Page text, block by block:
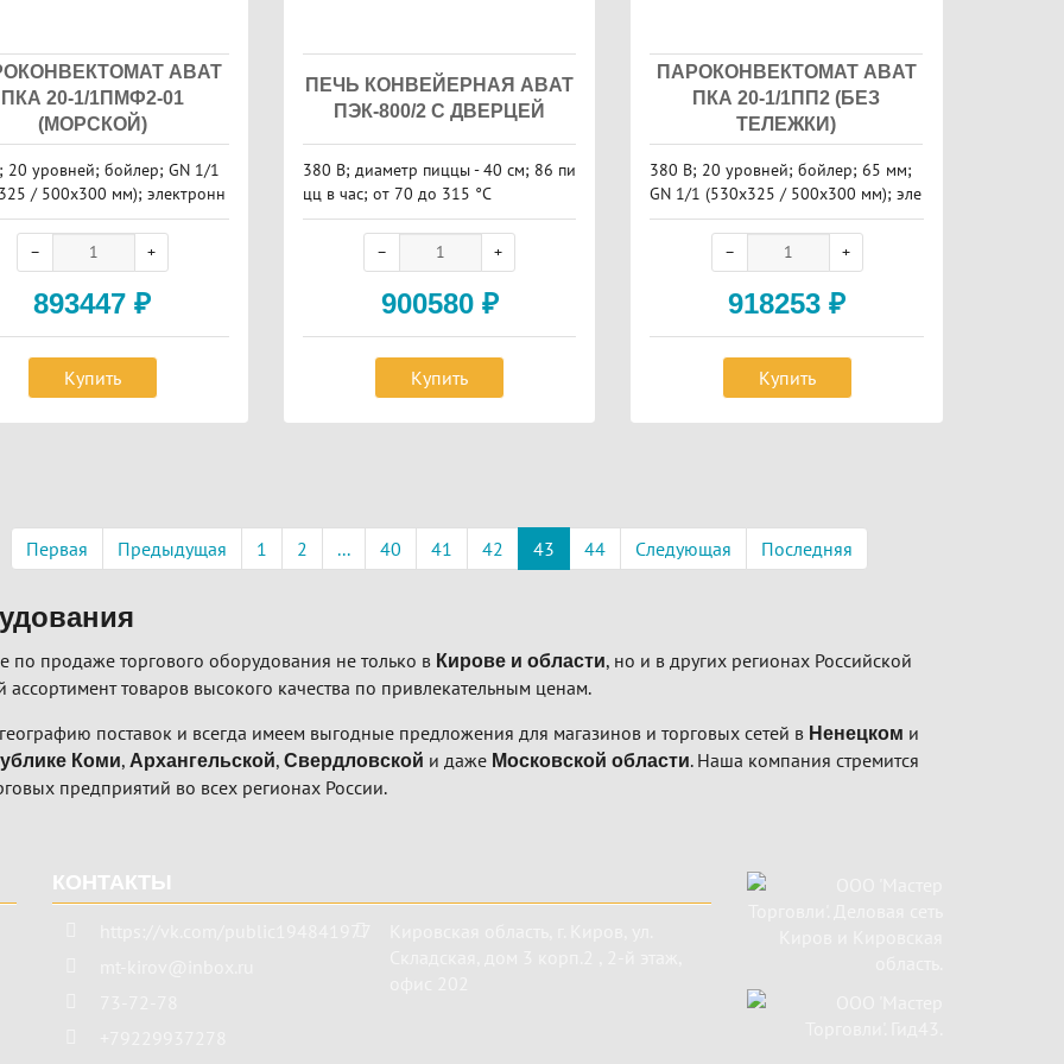
ABAT
ПКА 20-1/1ПМФ2-01
(МОРСКОЙ)
20 уровней; бойлер; GN 1/1
/ 500x300 мм); электронн
управления ; автоматичес
37 кВт
893447₽
Купить
ПЕЧЬ КОНВЕЙЕРНАЯ ABAT
ПЭК-800/2 С ДВЕРЦЕЙ
380 В; диаметр пиццы - 40 см; 86 пи
цц в час; от 70 до 315 °С
900580 ₽
Купить
ПАРОКОНВЕКТОМАТ ABAT
ПКА 20-1/1ПП2 (БЕЗ
ТЕЛЕЖКИ)
380 В; 20 уровней; бойлер; 65 мм;
GN 1/1 (530x325 / 500x300 мм); эле
ктронная панель управления ; авто
матическая мойка; 35 кВт
918253₽
Купить
Первая Предыдущая 1 2 ... 40 41 42 43 44 Следующая Последняя
по продаже торгового оборудования не только в Кирове и области, но и в других регионах Российской
товаров высокого качества по привлекательным ценам.
поставок и всегда имеем выгодные предложения для магазинов и торговых сетей в Ненецком и
Коми, Архангельской, Свердловской и даже Московской области. Наша компания стремится
предприятий во всех регионах России.
КОНТАКТЫ